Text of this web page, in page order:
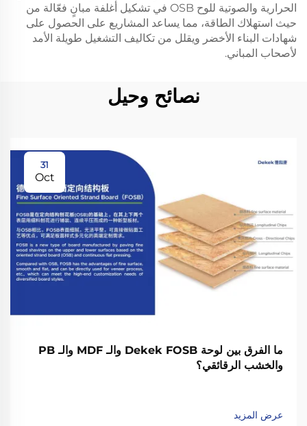
الحرارية والصوتية للوح OSB في تشكيل أغلفة مبانٍ فعّالة من
حيث استهلاك الطاقة، مما يساعد المشاريع على الحصول على
شهادات البناء الأخضر ويقلل من تكاليف التشغيل طويلة الأمد
لأصحاب المباني.
نصائح وحيل
31
Oct
ما الفرق بين لوحة Dekek FOSB والـ MDF والـ PB
والخشب الرقائقي؟
عرض المزيد